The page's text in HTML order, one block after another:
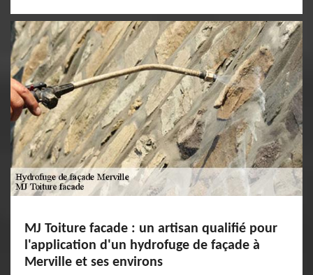
MJ Toiture facade : un artisan qualifié pour
l'application d'un hydrofuge de façade à
Merville et ses environs